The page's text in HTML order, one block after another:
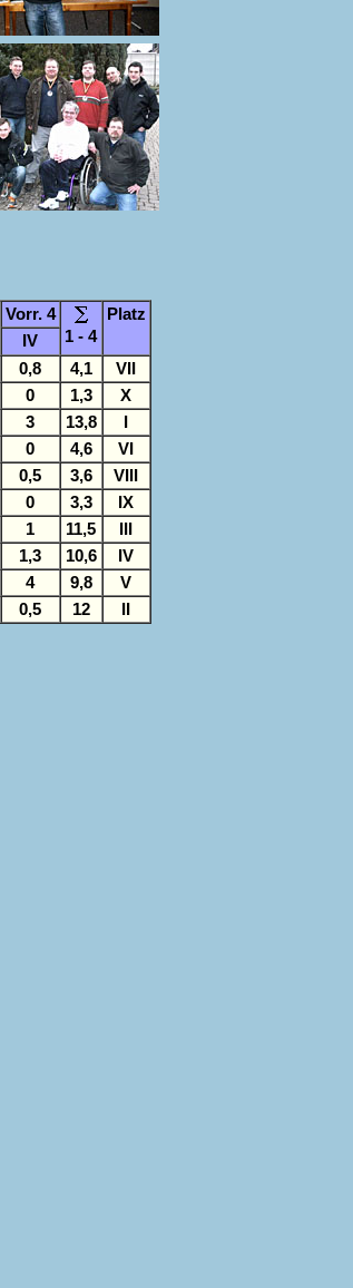
Vorr. 4
1 - 4
Platz
IV
0,8 4,1
VII
0 1,3
X
3 13,8
0 4,6
VI
0,5 3,6
VIII
0 3,3
IX
1 11,5
1,3 10,6
IV
4 9,8
V
0,5 12